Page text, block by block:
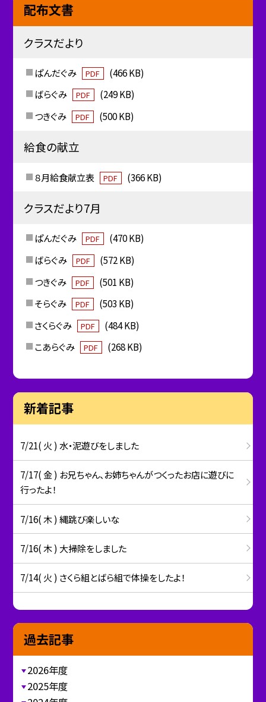
配布文書
クラスだより
ぱんだぐみ PDF
(466 KB)
ばらぐみ
PDF
(249 KB)
つきぐみ
PDF (500 KB)
給食の献立
８月給食献立表 PDF (366 KB)
クラスだより7月
ぱんだぐみ PDF
(470 KB)
ばらぐみ
PDF
(572 KB)
つきぐみ
PDF
(501 KB)
そらぐみ
PDF
(503 KB)
さくらぐみ
PDF
(484 KB)
こあらぐみ
PDF (268 KB)
新着記事
7/21( 火 ) 水・泥遊びをしました
7/17( 金 ) お兄ちゃん、お姉ちゃんがつくったお店に遊びに
行ったよ！
7/16( 木 ) 縄跳び楽しいな
7/16( 木 ) 大掃除をしました
7/14( 火 ) さくら組とばら組で体操をしたよ！
過去記事
2026年度
2025年度